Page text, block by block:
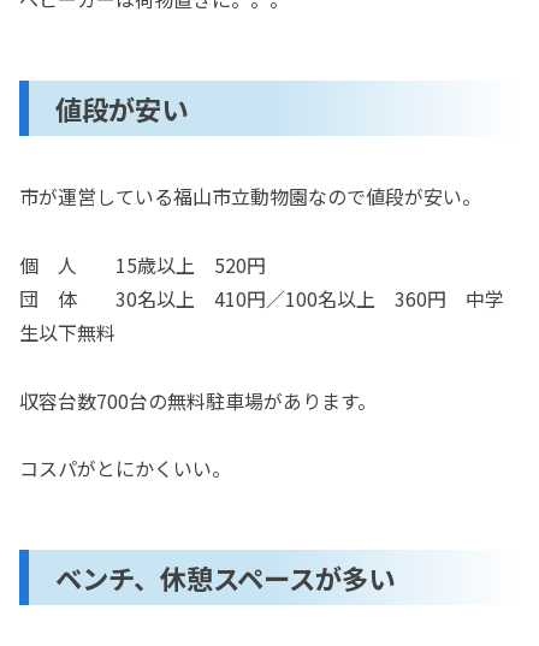
値段が安い
市が運営している福山市立動物園なので値段が安い。
個 人 15歳以上 520円
団 体 30名以上 410円／100名以上 360円 中学
生以下無料
収容台数700台の無料駐車場があります。
コスパがとにかくいい。
ベンチ、休憩スペースが多い